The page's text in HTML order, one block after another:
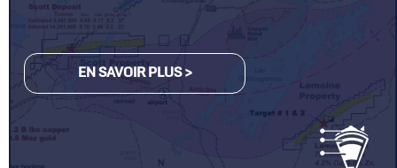
EN SAVOIR PLUS >